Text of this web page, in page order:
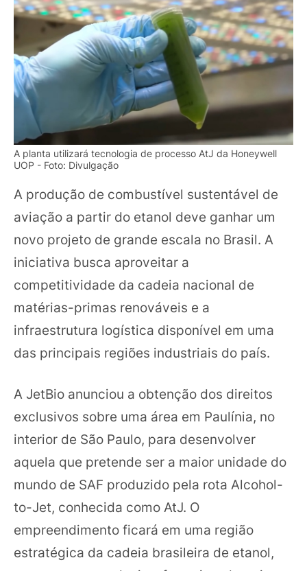
A planta utilizará tecnologia de processo AtJ da Honeywell
UOP - Foto: Divulgação
A produção de combustível sustentável de
aviação a partir do etanol deve ganhar um
novo projeto de grande escala no Brasil. A
iniciativa busca aproveitar a
competitividade da cadeia nacional de
matérias-primas renováveis e a
infraestrutura logística disponível em uma
das principais regiões industriais do país.
A JetBio anunciou a obtenção dos direitos
exclusivos sobre uma área em Paulínia, no
interior de São Paulo, para desenvolver
aquela que pretende ser a maior unidade do
mundo de SAF produzido pela rota Alcohol-
to-Jet, conhecida como AtJ. O
empreendimento ficará em uma região
estratégica da cadeia brasileira de etanol,